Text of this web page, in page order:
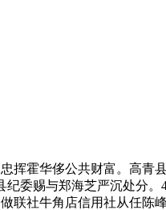
霍华侈公共财富。高青
委赐与郑海芝严沉处分
联社牛角店信用社从任